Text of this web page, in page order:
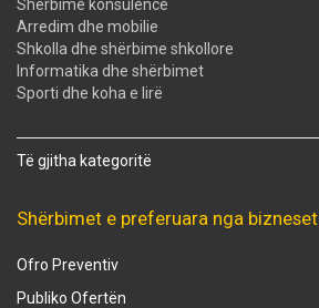
Shërbime konsulence
Arredim dhe mobilie
Shkolla dhe shërbime shkollore
Informatika dhe shërbimet
Sporti dhe koha e lirë
Të gjitha kategoritë
Shërbimet e preferuara nga bizneset
Ofro Preventiv
Publiko Ofertën